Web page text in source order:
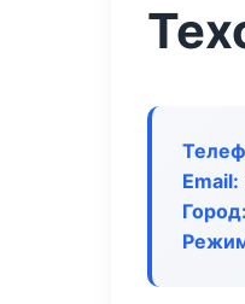
Email:
Город: